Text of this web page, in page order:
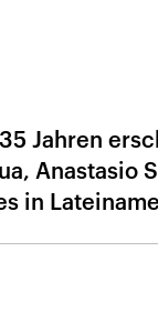
Jahren
Anastasio
in